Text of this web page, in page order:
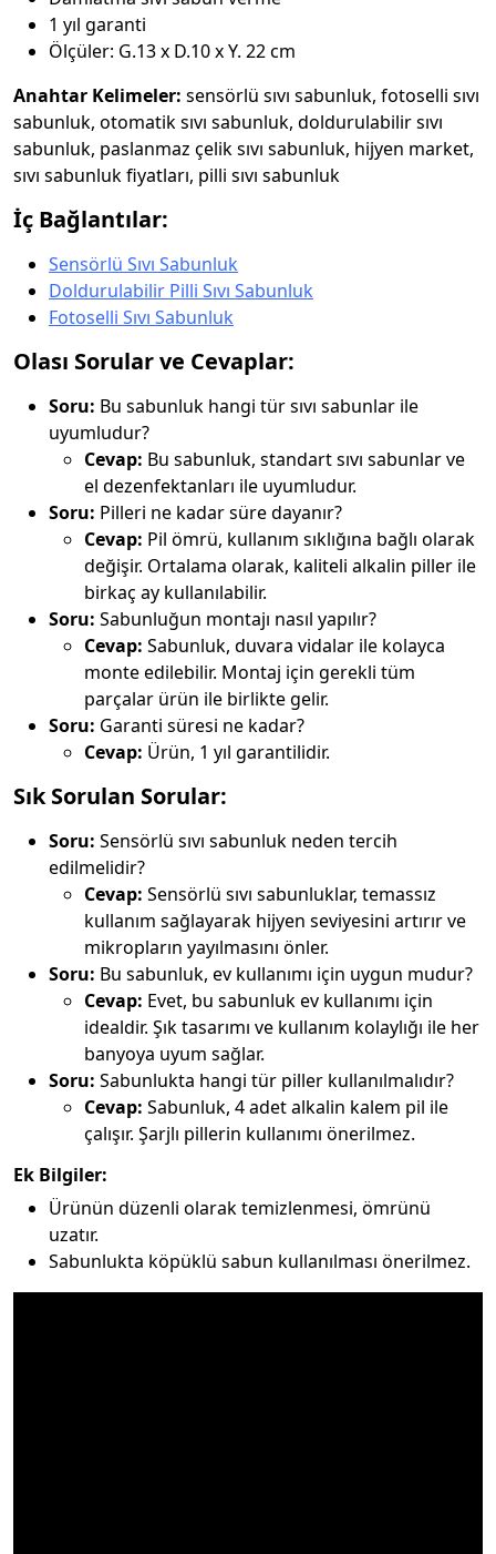
1 yıl garanti
Ölçüler: G.13 x D.10 x Y. 22 cm
Anahtar Kelimeler: sensörlü sıvı sabunluk, fotoselli sıvı
sabunluk, otomatik sıvı sabunluk, doldurulabilir sıvı
sabunluk, paslanmaz çelik sıvı sabunluk, hijyen market,
sıvı sabunluk fiyatları, pilli sıvı sabunluk
İç Bağlantılar:
Sensörlü Sıvı Sabunluk
Doldurulabilir Pilli Sıvı Sabunluk
Fotoselli Sıvı Sabunluk
Olası Sorular ve Cevaplar:
Soru: Bu sabunluk hangi tür sıvı sabunlar ile
uyumludur?
Cevap: Bu sabunluk, standart sıvı sabunlar ve
el dezenfektanları ile uyumludur.
Soru: Pilleri ne kadar süre dayanır?
Cevap: Pil ömrü, kullanım sıklığına bağlı olarak
değişir. Ortalama olarak, kaliteli alkalin piller ile
birkaç ay kullanılabilir.
Soru: Sabunluğun montajı nasıl yapılır?
Cevap: Sabunluk, duvara vidalar ile kolayca
monte edilebilir. Montaj için gerekli tüm
parçalar ürün ile birlikte gelir.
Soru: Garanti süresi ne kadar?
Cevap: Ürün, 1 yıl garantilidir.
Sık Sorulan Sorular:
Soru: Sensörlü sıvı sabunluk neden tercih
edilmelidir?
Cevap: Sensörlü sıvı sabunluklar, temassız
kullanım sağlayarak hijyen seviyesini artırır ve
mikropların yayılmasını önler.
Soru: Bu sabunluk, ev kullanımı için uygun mudur?
Cevap: Evet, bu sabunluk ev kullanımı için
idealdir. Şık tasarımı ve kullanım kolaylığı ile her
banyoya uyum sağlar.
Soru: Sabunlukta hangi tür piller kullanılmalıdır?
Cevap: Sabunluk, 4 adet alkalin kalem pil ile
çalışır. Şarjlı pillerin kullanımı önerilmez.
Ek Bilgiler:
Ürünün düzenli olarak temizlenmesi, ömrünü
uzatır.
Sabunlukta köpüklü sabun kullanılması önerilmez.